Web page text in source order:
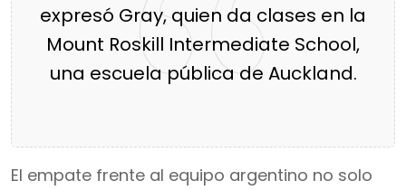
expresó Gray, quien da clases en la
Mount Roskill Intermediate School,
una escuela pública de Auckland.
El empate frente al equipo argentino no solo